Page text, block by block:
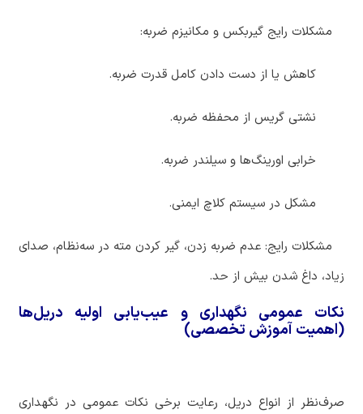
‏ مشکلات رایج گیربکس و مکانیزم ضربه:
‏ کاهش یا از دست دادن کامل قدرت ضربه.
‏ نشتی گریس از محفظه ضربه.
‏ خرابی اورینگ‌ها و سیلندر ضربه.
‏ مشکل در سیستم کلاچ ایمنی.
‏ مشکلات رایج: عدم ضربه زدن، گیر کردن مته در سه‌نظام، صدای
زیاد، داغ شدن بیش از حد.
نکات عمومی نگهداری و عیب‌یابی اولیه دریل‌ها
(اهمیت آموزش تخصصی)
صرف‌نظر از انواع دریل، رعایت برخی نکات عمومی در نگهداری